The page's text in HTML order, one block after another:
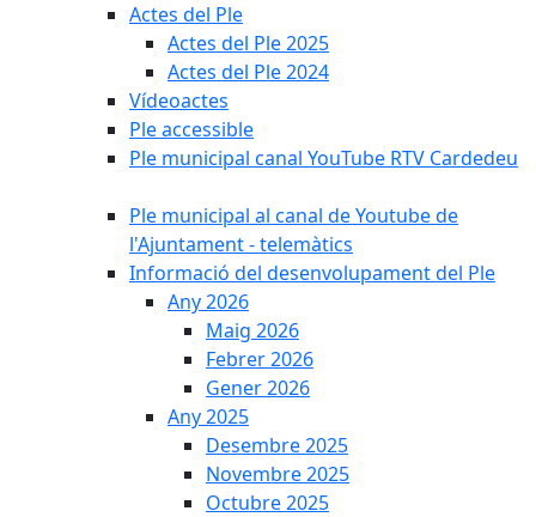
Actes del Ple
Actes del Ple 2025
Actes del Ple 2024
Vídeoactes
Ple accessible
Ple municipal canal YouTube RTV Cardedeu
Ple municipal al canal de Youtube de
l'Ajuntament - telemàtics
Informació del desenvolupament del Ple
Any 2026
Maig 2026
Febrer 2026
Gener 2026
Any 2025
Desembre 2025
Novembre 2025
Octubre 2025